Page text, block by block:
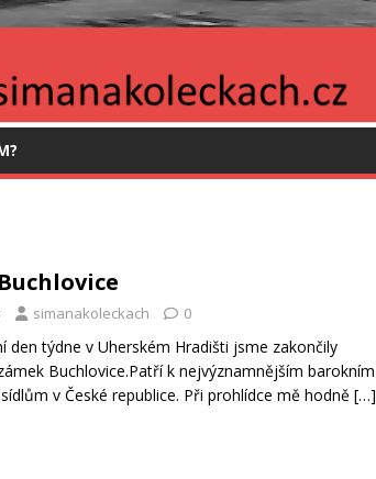
simanakoleckach 0
den týdne v Uherském Hradišti jsme zakončily
Buchlovice.Patří k nejvýznamnějším barokním
v České republice. Při prohlídce mě hodně […]